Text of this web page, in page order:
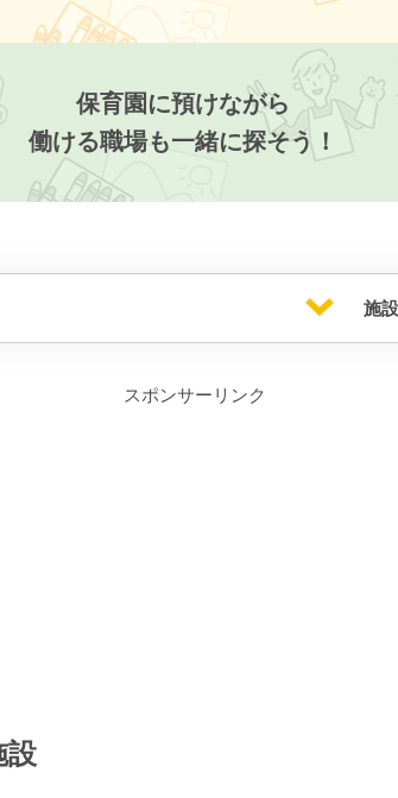
保育園に預けながら
働ける職場も一緒に探そう！
施
スポンサーリンク
設